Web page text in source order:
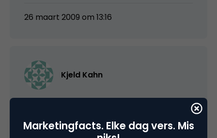
26 maart 2009 om 13:16
Kjeld Kahn
Dat licht er maar aan wat je doel is 😉 ik heb er
Marketingfacts. Elke dag vers. Mis